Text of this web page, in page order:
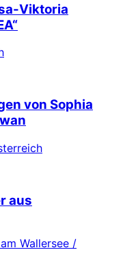
Viktoria
von Sophia
aus
Wallersee /